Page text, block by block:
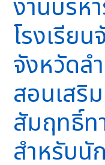
งานบริห
โรงเรีย
จังหวัดล
สอนเสริ
สัมฤทธิ์ท
สำหรับนั